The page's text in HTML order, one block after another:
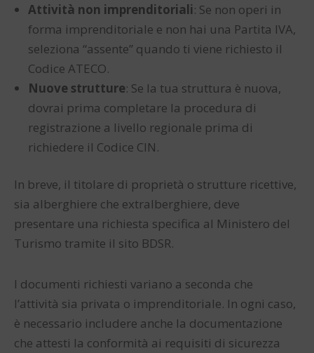
Attività non imprenditoriali: Se non operi in
forma imprenditoriale e non hai una Partita IVA,
seleziona “assente” quando ti viene richiesto il
Codice ATECO.
Nuove strutture: Se la tua struttura è nuova,
dovrai prima completare la procedura di
registrazione a livello regionale prima di
richiedere il Codice CIN.
In breve, il titolare di proprietà o strutture ricettive,
sia alberghiere che extralberghiere, deve
presentare una richiesta specifica al Ministero del
Turismo tramite il sito BDSR.
I documenti richiesti variano a seconda che
l’attività sia privata o imprenditoriale. In ogni caso,
è necessario includere anche la documentazione
che attesti la conformità ai requisiti di sicurezza